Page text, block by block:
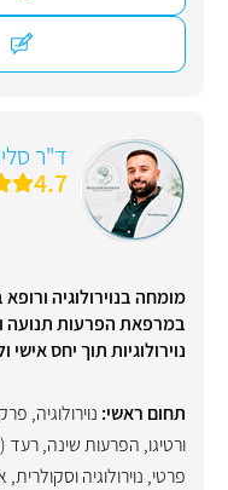
ד"ר
4.7
מומחה בנוירולוגיה
במרפאת הפרעות תנועה
נוירולוגיות תוך יחס אישי
תחום ראשי: נוירולוגיה,
ורטיגו, הפרעות שינה,רעד (Tremor)
פרטי, נוירולוגיה וסקולרית,